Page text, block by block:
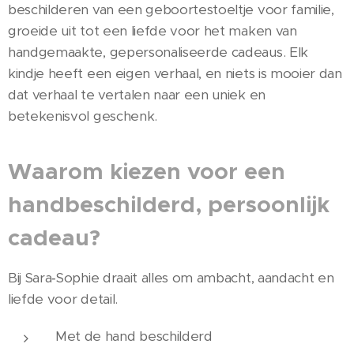
beschilderen van een geboortestoeltje voor familie,
groeide uit tot een liefde voor het maken van
handgemaakte, gepersonaliseerde cadeaus. Elk
kindje heeft een eigen verhaal, en niets is mooier dan
dat verhaal te vertalen naar een uniek en
betekenisvol geschenk.
Waarom kiezen voor een
handbeschilderd, persoonlijk
cadeau?
Bij Sara‑Sophie draait alles om ambacht, aandacht en
liefde voor detail.
Met de hand beschilderd